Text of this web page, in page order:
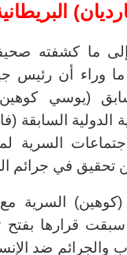
ما كشفته
ما وراء أن رئيس
السابق (يوسي
الدولية السابقة
السرية
تحقيق في جرائم
السرية
سبقت قرارها
والجرائم ضد